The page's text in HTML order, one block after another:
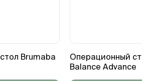
Brumaba
Операционный стул
Balance Advance